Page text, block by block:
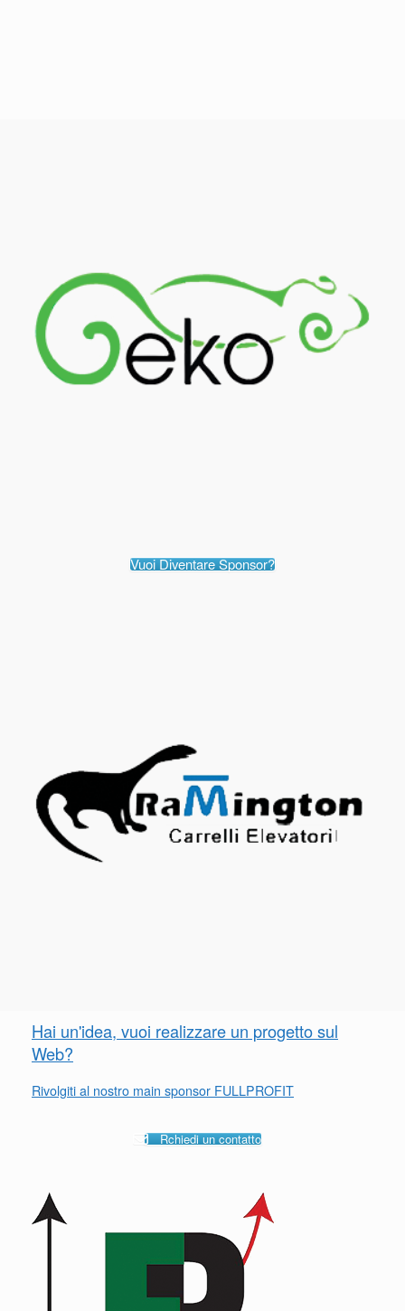
Vuoi Diventare Sponsor?
Hai un'idea, vuoi realizzare un progetto sul
Web?
Rivolgiti al nostro main sponsor FULLPROFIT
Rchiedi un contatto